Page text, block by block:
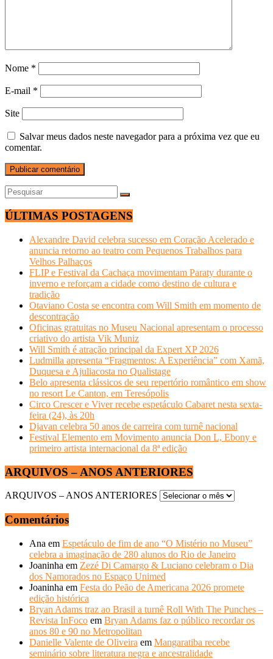
Nome *
E-mail *
Site
Salvar meus dados neste navegador para a próxima vez que eu
comentar.
ÚLTIMAS POSTAGENS
Alexandre David celebra sucesso em Coração Acelerado e
anuncia retorno ao teatro com Pequenos Trabalhos para
Velhos Palhaços
FLIP e Festival da Cachaça movimentam Paraty durante o
inverno e reforçam a cidade como destino de cultura e
tradição
Otaviano Costa se encontra com Will Smith em momento de
descontração
Oficinas gratuitas no Museu Nacional apresentam o processo
criativo do artista Vik Muniz
Will Smith é atração principal da Expert XP 2026
Ludmilla apresenta “Fragmentos: A Experiência” com Xamã,
Duquesa e Ajuliacosta no Qualistage
Belo apresenta clássicos de seu repertório romântico em show
no resort Le Canton, em Teresópolis
Circo Crescer e Viver recebe espetáculo Cabaret nesta sexta-
feira (24), às 20h
Djavan celebra 50 anos de carreira com turnê nacional
Festival Elemento em Movimento anuncia Don L, Ebony e
primeiro artista internacional da 8ª edição
ARQUIVOS – ANOS ANTERIORES
ARQUIVOS – ANOS ANTERIORES
Comentários
Ana em Espetáculo de fim de ano “O Mistério no Museu”
celebra a imaginação de 280 alunos do Rio de Janeiro
Joaninha em Zezé Di Camargo & Luciano celebram o Dia
dos Namorados no Espaço Unimed
Joaninha em Festa do Peão de Americana 2026 promete
edição histórica
Bryan Adams traz ao Brasil a turnê Roll With The Punches –
Revista InFoco em Bryan Adams faz o público recordar os
anos 80 e 90 no Metropolitan
Danielle Valente de Oliveira em Mangaratiba recebe
seminário sobre literatura negra e ancestralidade